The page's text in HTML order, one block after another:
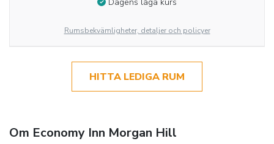
Rumsbekvämligheter, detaljer och policyer
HITTA LEDIGA RUM
Om Economy Inn Morgan Hill